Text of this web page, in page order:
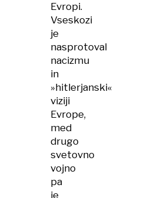
Evropi.
Vseskozi
je
nasprotoval
nacizmu
in
»hitlerjanski«
viziji
Evrope,
med
drugo
svetovno
vojno
pa
je